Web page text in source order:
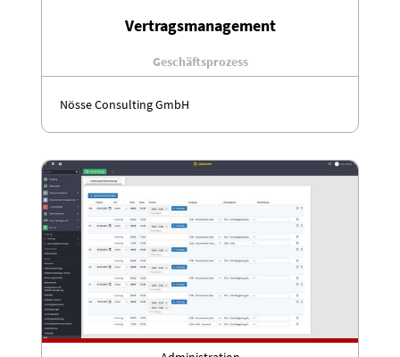
Vertragsmanagement
Geschäftsprozess
Nösse Consulting GmbH